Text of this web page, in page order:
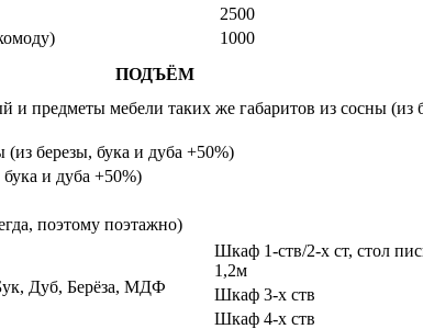
2500
1000
ПОДЪЁМ
предметы мебели таких же габаритов из сосны (из
(из березы, бука и дуба +50%)
и дуба +50%)
поэтому поэтажно)
Дуб, Берёза, МДФ
Шкаф 1-ств/2-х ст, стол
1,2м
Шкаф 3-х ств
Шкаф 4-х ств